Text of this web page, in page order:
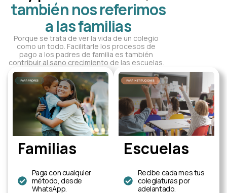
también nos referimos
a las familias
Porque se trata de ver la vida de un colegio
como un todo. Facilitarle los procesos de
pago a los padres de familia es también
contribuir al sano crecimiento de las escuelas.
Familias
Paga con cualquier
método, desde
WhatsApp.
Escuelas
Recibe cada mes tus
colegiaturas por
adelantado.